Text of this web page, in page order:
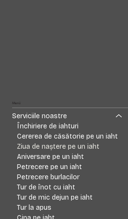
Menü
Serviciile noastre
Închiriere de iahturi
Cererea de căsătorie pe un iaht
Ziua de naștere pe un iaht
Aniversare pe un iaht
Petrecere pe un iaht
Petrecere burlacilor
Tur de înot cu iaht
Tur de mic dejun pe iaht
Tur la apus